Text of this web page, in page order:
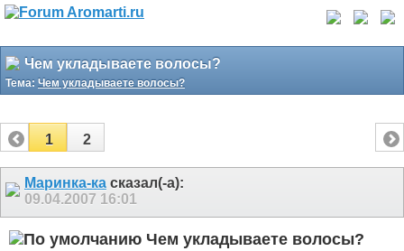
Чем укладываете волосы?
Тема: Чем укладываете волосы?
1 2
Маринка-ка сказал(-а):
09.04.2007 16:01
Чем укладываете волосы?